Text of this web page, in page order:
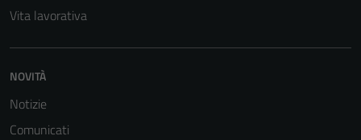
Vita lavorativa
NOVITÀ
Notizie
Comunicati